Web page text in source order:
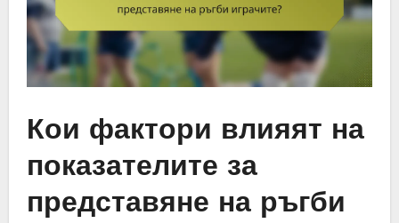
Кои фактори влияят на
показателите за
представяне на ръгби